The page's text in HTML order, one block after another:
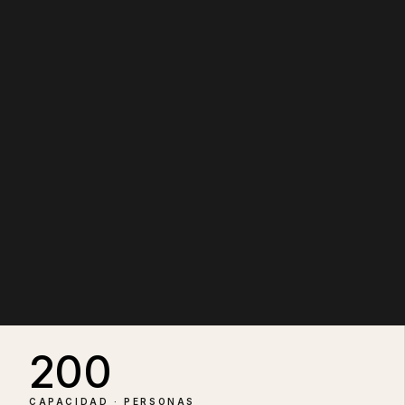
200
CAPACIDAD · PERSONAS